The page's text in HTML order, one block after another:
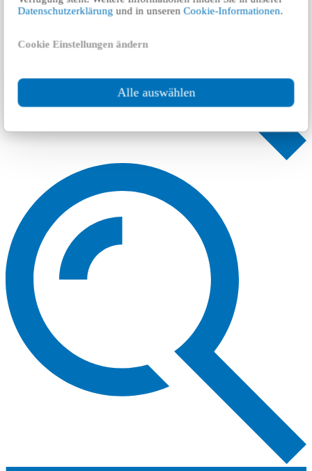
Datenschutzerklärung und in unserenCookie-Informationen.
Cookie Einstellungen ändern
Alle auswählen